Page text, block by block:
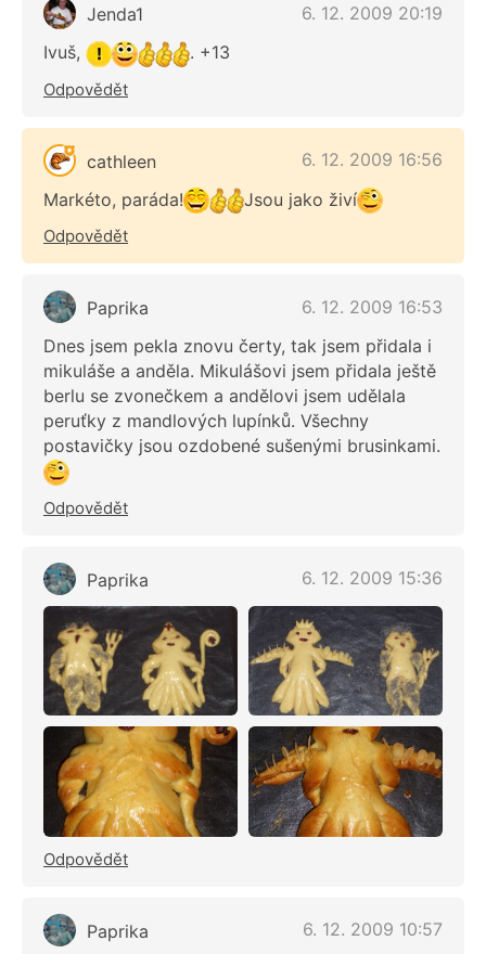
Jenda1
6. 12. 2009 20:19
Ivuš,
. +13
Odpovědět
cathleen
6. 12. 2009 16:56
Markéto, paráda!
Jsou jako živí
Odpovědět
Paprika
6. 12. 2009 16:53
Dnes jsem pekla znovu čerty, tak jsem přidala i
mikuláše a anděla. Mikulášovi jsem přidala ještě
berlu se zvonečkem a andělovi jsem udělala
peruťky z mandlových lupínků. Všechny
postavičky jsou ozdobené sušenými brusinkami.
Odpovědět
Paprika 6. 12. 2009 15:36
Odpovědět
Paprika
6. 12. 2009 10:57